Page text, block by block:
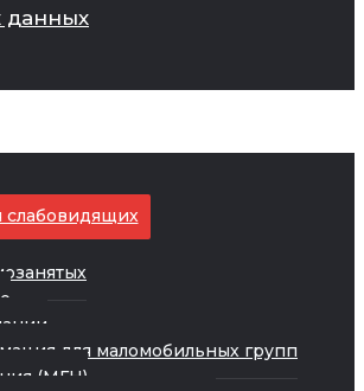
данных
для маломобильных групп
(МГН)